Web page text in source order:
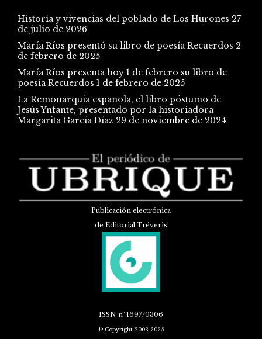
Historia y vivencias del poblado de Los Hurones 27
de julio de 2026
María Ríos presentó su libro de poesía Recuerdos 2
de febrero de 2025
María Ríos presenta hoy 1 de febrero su libro de
poesía Recuerdos 1 de febrero de 2025
La Remonarquía española, el libro póstumo de
Jesús Ynfante, presentado por la historiadora
Margarita García Díaz 29 de noviembre de 2024
Publicación electrónica
de Editorial Tréveris
ISSN nº 1697/0306
© Copyright 2003-2025